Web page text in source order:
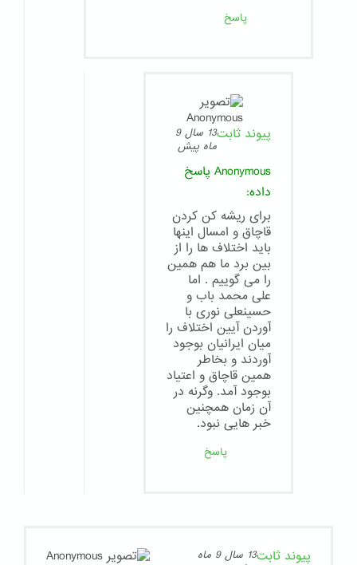
پاسخ
پیوند ثابت
13 سال 9
ماه پیش
Anonymous پاسخ
داده:
برای ریشه کن کردن
قاچاق و امسال اینها
باید اختلاف ها را از
بین برد ما هم همین
را می گوییم . اما
علی محمد باب و
حسینعلی نوری با
آوردن آیین اختلاف را
میان ایرانیان بوجود
آوردند و بخاطر
همین قاچاق و اعتیاد
بوجود آمد. وگرنه در
آن زمان همچنین
خبر هایی نبود.
پاسخ
پیوند ثابت
13 سال 9 ماه